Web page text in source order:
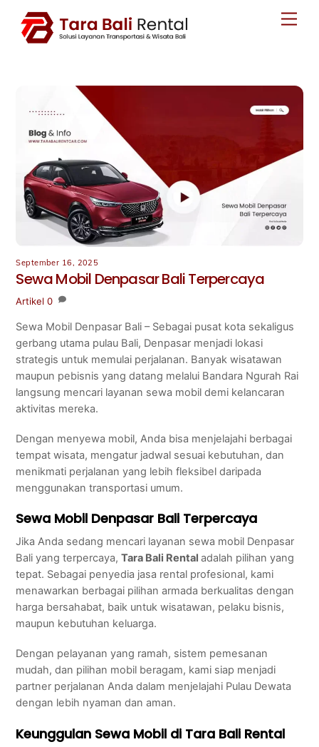
content
September 16, 2025
Sewa Mobil Denpasar Bali Terpercaya
Artikel 0
Sewa Mobil Denpasar Bali – Sebagai pusat kota sekaligus
gerbang utama pulau Bali, Denpasar menjadi lokasi
strategis untuk memulai perjalanan. Banyak wisatawan
maupun pebisnis yang datang melalui Bandara Ngurah Rai
langsung mencari layanan sewa mobil demi kelancaran
aktivitas mereka.
Dengan menyewa mobil, Anda bisa menjelajahi berbagai
tempat wisata, mengatur jadwal sesuai kebutuhan, dan
menikmati perjalanan yang lebih fleksibel daripada
menggunakan transportasi umum.
Sewa Mobil Denpasar Bali Terpercaya
Jika Anda sedang mencari layanan sewa mobil Denpasar
Bali yang terpercaya,Tara Bali Rentaladalah pilihan yang
tepat. Sebagai penyedia jasa rental profesional, kami
menawarkan berbagai pilihan armada berkualitas dengan
harga bersahabat, baik untuk wisatawan, pelaku bisnis,
maupun kebutuhan keluarga.
Dengan pelayanan yang ramah, sistem pemesanan
mudah, dan pilihan mobil beragam, kami siap menjadi
partner perjalanan Anda dalam menjelajahi Pulau Dewata
dengan lebih nyaman dan aman.
Keunggulan Sewa Mobil di Tara Bali Rental